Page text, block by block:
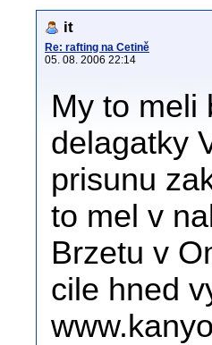
it
Re: rafting na Cetině
05. 08. 2006 22:14
My to meli
delagatky
prisunu
to mel v
Brzetu v
cile hned